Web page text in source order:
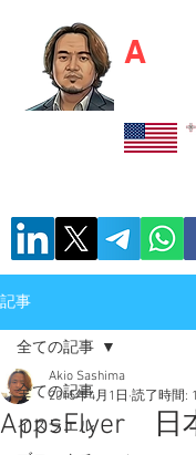
A
記事
全ての記事
イスラエル
全ての記事
AppsFlyer 日
Akio Sashima
2015年4月1日 読了時間: